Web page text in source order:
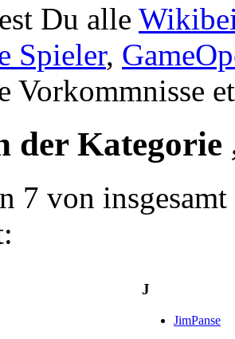
Du alle
Spieler,
Vorkommnisse
der
7 von
J
JimPanse